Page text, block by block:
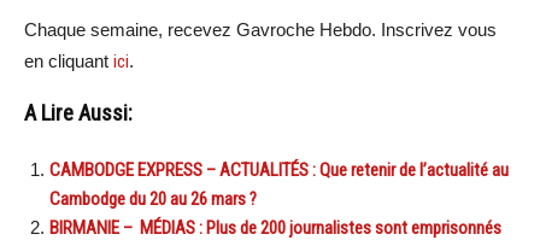
Chaque semaine, recevez Gavroche Hebdo. Inscrivez vous
en cliquant ici.
A Lire Aussi:
CAMBODGE EXPRESS – ACTUALITÉS : Que retenir de l’actualité au
Cambodge du 20 au 26 mars ?
BIRMANIE – MÉDIAS : Plus de 200 journalistes sont emprisonnés